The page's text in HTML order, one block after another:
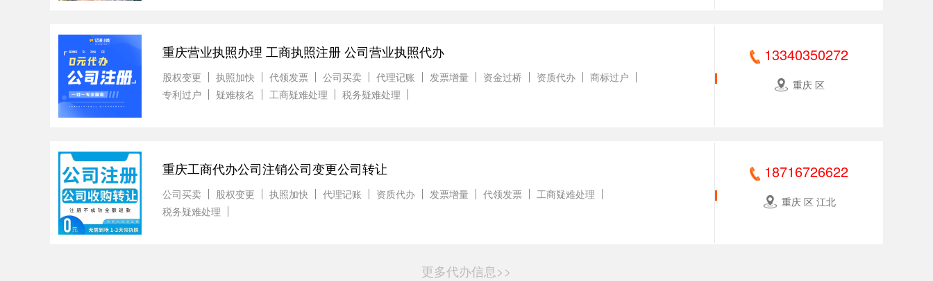
重庆营业执照办理 工商执照注册 公司营业执照代办
股权变更 执照加快 代领发票 公司买卖 代理记账 发票增量 资金过桥 资质代办
商标过户
专利过户
疑难核名 工商疑难处理 税务疑难处理
13340350272
重庆 区
重庆工商代办公司注销公司变更公司转让
公司买卖 股权变更 执照加快 代理记账 资质代办 发票增量 代领发票
工商疑难处理
税务疑难处理
18716726622
重庆 区 江北
更多代办信息>>